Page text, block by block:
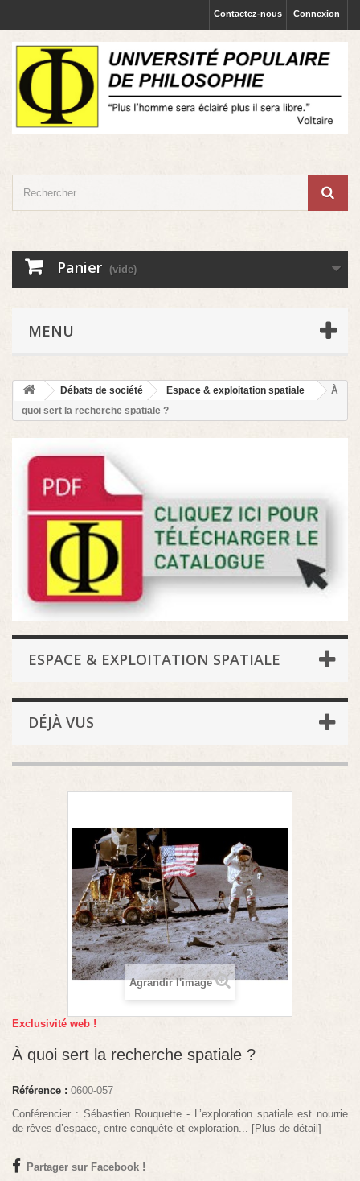
Connexion
Contactez-nous
Panier (vide)
MENU
Débats de société Espace & exploitation spatiale
À
quoi sert la recherche spatiale ?
ESPACE & EXPLOITATION SPATIALE
DÉJÀ VUS
Agrandir l'image
Exclusivité web !
À quoi sert la recherche spatiale ?
Référence : 0600-057
Conférencier : Sébastien Rouquette - L’exploration spatiale est nourrie
de rêves d’espace, entre conquête et exploration... [Plus de détail]
Partager sur Facebook !